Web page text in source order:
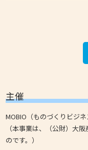
主催
MOBIO（ものづくりビジネ
（本事業は、（公財）大
のです。）